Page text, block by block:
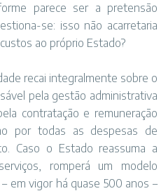
parece ser a pretensão
se: isso não acarretaria
ao próprio Estado?
recai integralmente sobre o
pela gestão administrativa
contratação e remuneração
por todas as despesas de
Caso o Estado reassuma a
romperá um modelo
em vigor há quase 500 anos –